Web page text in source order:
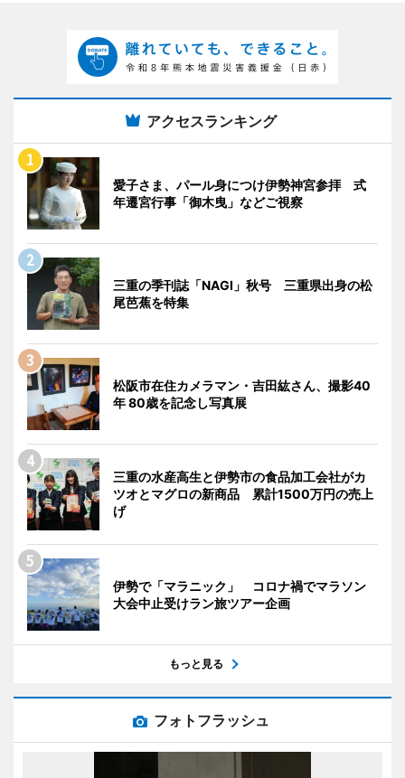
アクセスランキング
愛子さま、パール身につけ伊勢神宮参拝 式
年遷宮行事「御木曳」などご視察
三重の季刊誌「NAGI」秋号 三重県出身の松
尾芭蕉を特集
松阪市在住カメラマン・吉田紘さん、撮影40
年 80歳を記念し写真展
三重の水産高生と伊勢市の食品加工会社がカ
ツオとマグロの新商品 累計1500万円の売上
げ
伊勢で「マラニック」 コロナ禍でマラソン
大会中止受けラン旅ツアー企画
もっと見る
フォトフラッシュ